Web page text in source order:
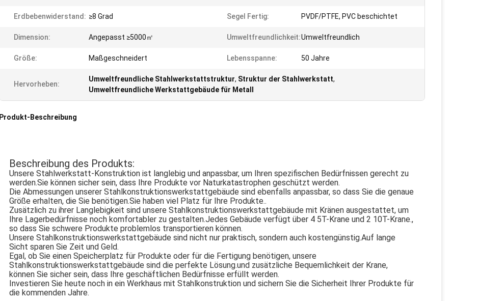
Erdbebenwiderstand: ≥8 Grad Segel Fertig: PVDF/PTFE, PVC beschichtet
Dimension: Angepasst ≥5000㎡ Umweltfreundlichkeit:Umweltfreundlich
Größe: Maßgeschneidert Lebensspanne: 50 Jahre
Hervorheben:
Umweltfreundliche Stahlwerkstattstruktur, Struktur der Stahlwerkstatt,
Umweltfreundliche Werkstattgebäude für Metall
Produkt-Beschreibung
Beschreibung des Produkts:
Unsere Stahlwerkstatt-Konstruktion ist langlebig und anpassbar, um Ihren spezifischen Bedürfnissen gerecht zu
werden.Sie können sicher sein, dass Ihre Produkte vor Naturkatastrophen geschützt werden.
Die Abmessungen unserer Stahlkonstruktionswerkstattgebäude sind ebenfalls anpassbar, so dass Sie die genaue
Größe erhalten, die Sie benötigen.Sie haben viel Platz für Ihre Produkte..
Zusätzlich zu ihrer Langlebigkeit sind unsere Stahlkonstruktionswerkstattgebäude mit Kränen ausgestattet, um
Ihre Lagerbedürfnisse noch komfortabler zu gestalten.Jedes Gebäude verfügt über 4 5T-Krane und 2 10T-Krane.,
so dass Sie schwere Produkte problemlos transportieren können.
Unsere Stahlkonstruktionswerkstattgebäude sind nicht nur praktisch, sondern auch kostengünstig.Auf lange
Sicht sparen Sie Zeit und Geld.
Egal, ob Sie einen Speicherplatz für Produkte oder für die Fertigung benötigen, unsere
Stahlkonstruktionswerkstattgebäude sind die perfekte Lösung.und zusätzliche Bequemlichkeit der Krane,
können Sie sicher sein, dass Ihre geschäftlichen Bedürfnisse erfüllt werden.
Investieren Sie heute noch in ein Werkhaus mit Stahlkonstruktion und sichern Sie die Sicherheit Ihrer Produkte für
die kommenden Jahre.